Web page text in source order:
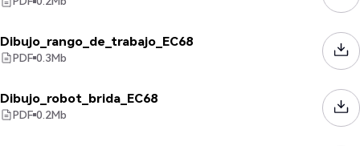
Dibujo_rango_de_trabajo_EC68
PDF 0.3Mb
Dibujo_robot_brida_EC68
PDF 0.2Mb